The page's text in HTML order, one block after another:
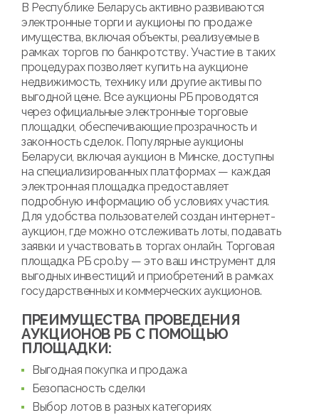
В Республике Беларусь активно развиваются
электронные торги и аукционы по продаже
имущества, включая объекты, реализуемые в
рамках торгов по банкротству. Участие в таких
процедурах позволяет купить на аукционе
недвижимость, технику или другие активы по
выгодной цене. Все аукционы РБ проводятся
через официальные электронные торговые
площадки, обеспечивающие прозрачность и
законность сделок. Популярные аукционы
Беларуси, включая аукцион в Минске, доступны
на специализированных платформах — каждая
электронная площадка предоставляет
подробную информацию об условиях участия.
Для удобства пользователей создан интернет-
аукцион, где можно отслеживать лоты, подавать
заявки и участвовать в торгах онлайн. Торговая
площадка РБ cpo.by — это ваш инструмент для
выгодных инвестиций и приобретений в рамках
государственных и коммерческих аукционов.
ПРЕИМУЩЕСТВА ПРОВЕДЕНИЯ
АУКЦИОНОВ РБ С ПОМОЩЬЮ
ПЛОЩАДКИ:
Выгодная покупка и продажа
Безопасность сделки
Выбор лотов в разных категориях